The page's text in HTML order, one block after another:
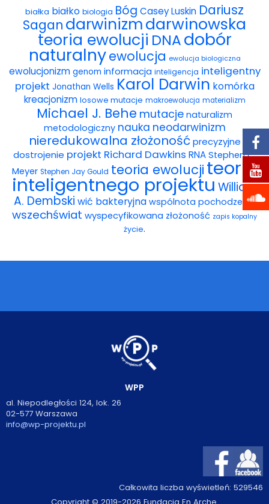
Dla autorów
Darmowy ebook
Księgarnia
FAQ
Spis tekstów
Filmy
Konferencje, webinaria i debaty
Wywiady i wykłady
Podcasty
O książkach
FAQ
Kontakt
białka białko biologia Bóg Casey Luskin Dariusz
Sagan darwinizmdarwinowska
teoria ewolucji DNAdobór
naturalnyewolucja ewolucja biologiczna
ewolucjonizm genom informacja inteligencja inteligentny
projekt Jonathan Wells Karol Darwin komórka
kreacjonizm losowe mutacje makroewolucja materializm
Michael J. Behe mutacje naturalizm
metodologiczny nauka neodarwinizm
nieredukowalna złożoność precyzyjne
dostrojenie projekt Richard Dawkins RNA Stephen C.
Meyer Stephen Jay Gould teoria ewolucji teoria
inteligentnego projektu William
A. Dembski wić bakteryjna wspólnota pochodzenia
wszechświat wyspecyfikowana złożoność zapis kopalny
życie.
WPP
al. Niepodległości 124, lok. 26
02-577 Warszawa
info@wp-projektu.pl
Całkowita liczba wyświetleń: 529546